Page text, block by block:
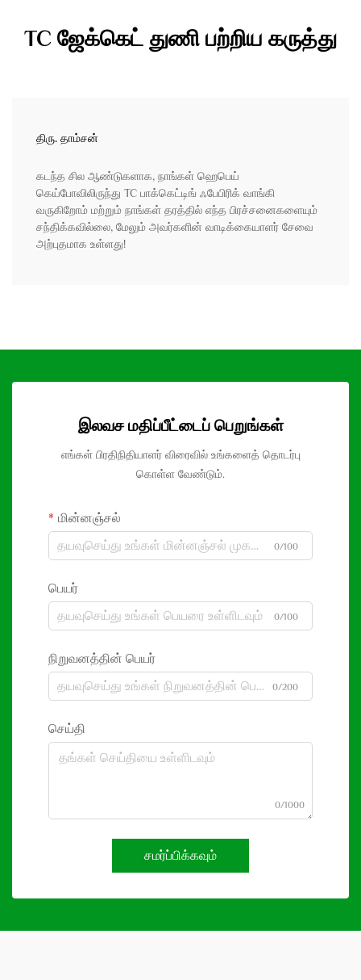
TC ஜேக்கெட் துணி பற்றிய கருத்து
திரு. தாம்சன்
கடந்த சில ஆண்டுகளாக, நாங்கள் ஹெபெய்
கெய்போவிலிருந்து TC பாக்கெட்டிங் ஃபேபிரிக் வாங்கி
வருகிறோம் மற்றும் நாங்கள் தரத்தில் எந்த பிரச்சனைகளையும்
சந்திக்கவில்லை, மேலும் அவர்களின் வாடிக்கையாளர் சேவை
அற்புதமாக உள்ளது!
இலவச மதிப்பீட்டைப் பெறுங்கள்
எங்கள் பிரதிநிதியாளர் விரைவில் உங்களைத் தொடர்பு
கொள்ள வேண்டும்.
மின்னஞ்சல்
0/100
பெயர்
0/100
நிறுவனத்தின் பெயர்
0/200
செய்தி
0/1000
சமர்ப்பிக்கவும்